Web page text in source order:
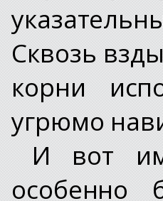
Сквозь
корни
угрюмо
И вот
особенно